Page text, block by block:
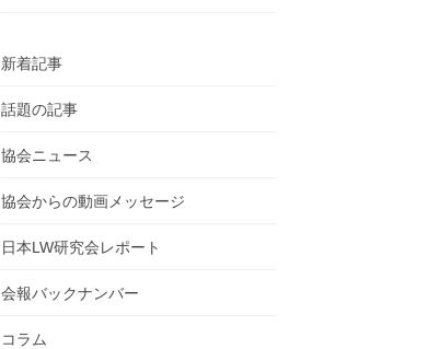
新着記事
話題の記事
協会ニュース
協会からの動画メッセージ
日本LW研究会レポート
会報バックナンバー
コラム